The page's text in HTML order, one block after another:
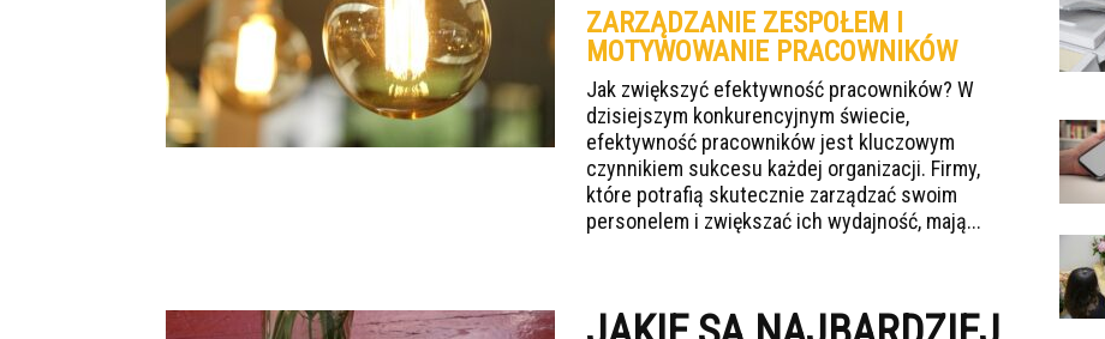
ZARZĄDZANIE ZESPOŁEM I
MOTYWOWANIE PRACOWNIKÓW
Jak zwiększyć efektywność pracowników? W
dzisiejszym konkurencyjnym świecie,
efektywność pracowników jest kluczowym
czynnikiem sukcesu każdej organizacji. Firmy,
które potrafią skutecznie zarządzać swoim
personelem i zwiększać ich wydajność, mają...